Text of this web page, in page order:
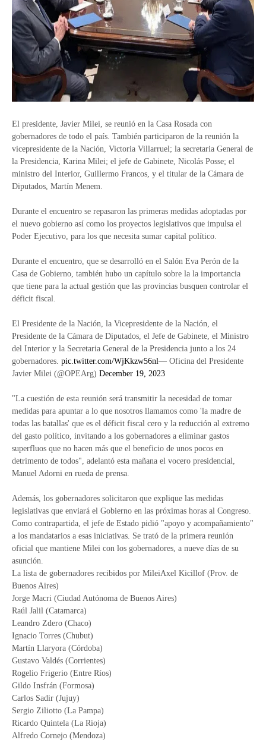
El presidente, Javier Milei, se reunió en la Casa Rosada con
gobernadores de todo el país. También participaron de la reunión la
vicepresidente de la Nación, Victoria Villarruel; la secretaria General de
la Presidencia, Karina Milei; el jefe de Gabinete, Nicolás Posse; el
ministro del Interior, Guillermo Francos, y el titular de la Cámara de
Diputados, Martín Menem.
Durante el encuentro se repasaron las primeras medidas adoptadas por
el nuevo gobierno así como los proyectos legislativos que impulsa el
Poder Ejecutivo, para los que necesita sumar capital político.
Durante el encuentro, que se desarrolló en el Salón Eva Perón de la
Casa de Gobierno, también hubo un capítulo sobre la la importancia
que tiene para la actual gestión que las provincias busquen controlar el
déficit fiscal.
El Presidente de la Nación, la Vicepresidente de la Nación, el
Presidente de la Cámara de Diputados, el Jefe de Gabinete, el Ministro
del Interior y la Secretaria General de la Presidencia junto a los 24
gobernadores. pic.twitter.com/WjKkzw56nl— Oficina del Presidente
Javier Milei (@OPEArg) December 19, 2023
"La cuestión de esta reunión será transmitir la necesidad de tomar
medidas para apuntar a lo que nosotros llamamos como 'la madre de
todas las batallas' que es el déficit fiscal cero y la reducción al extremo
del gasto político, invitando a los gobernadores a eliminar gastos
superfluos que no hacen más que el beneficio de unos pocos en
detrimento de todos", adelantó esta mañana el vocero presidencial,
Manuel Adorni en rueda de prensa.
Además, los gobernadores solicitaron que explique las medidas
legislativas que enviará el Gobierno en las próximas horas al Congreso.
Como contrapartida, el jefe de Estado pidió "apoyo y acompañamiento"
a los mandatarios a esas iniciativas. Se trató de la primera reunión
oficial que mantiene Milei con los gobernadores, a nueve días de su
asunción.
La lista de gobernadores recibidos por MileiAxel Kicillof (Prov. de
Buenos Aires)
Jorge Macri (Ciudad Autónoma de Buenos Aires)
Raúl Jalil (Catamarca)
Leandro Zdero (Chaco)
Ignacio Torres (Chubut)
Martín Llaryora (Córdoba)
Gustavo Valdés (Corrientes)
Rogelio Frigerio (Entre Ríos)
Gildo Insfrán (Formosa)
Carlos Sadir (Jujuy)
Sergio Ziliotto (La Pampa)
Ricardo Quintela (La Rioja)
Alfredo Cornejo (Mendoza)